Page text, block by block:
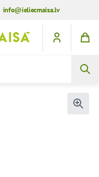
info@ieliecmaisa.lv